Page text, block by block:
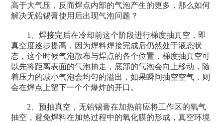
高于大气压，反而焊点内部的气泡产生的更多，那么如何
解决无铅锡膏使用后出现气泡问题？
1、焊接完后在冷却前这个阶段进行梯度抽真空，即
真空度逐步提高，因为焊料焊接完成后仍然处于液态状
态，这个时候气泡散布与焊点的各个位置，梯度抽真空可
以先将距离表面的气泡抽走，底部的气泡会向上移动，随
着压力的减小气泡会均匀的溢出，如果瞬间抽空空气，则
会在焊点上留下一个个爆炸的开口。
2、预抽真空，无铅锡膏在加热前应将工作区的氧气
抽空，避免焊料在加热过程中的氧化膜的形成，真空环境